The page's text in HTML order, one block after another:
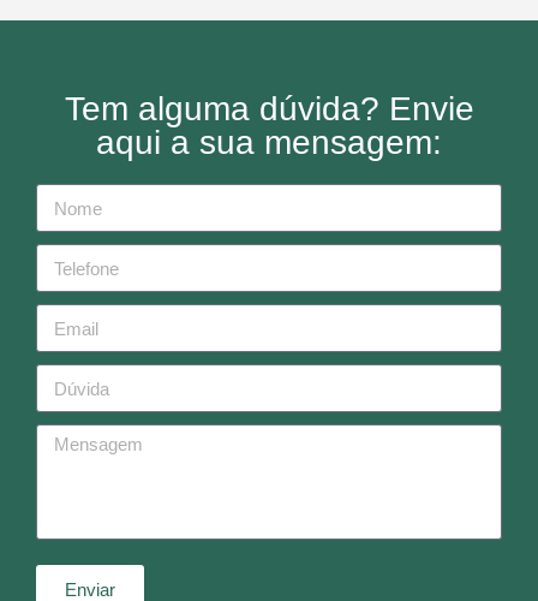
Tem alguma dúvida? Envie
aqui a sua mensagem:
Enviar